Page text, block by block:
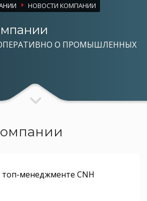
НОВОСТИ КОМПАНИИ
О ПРОМЫШЛЕННЫХ
менеджменте CNH